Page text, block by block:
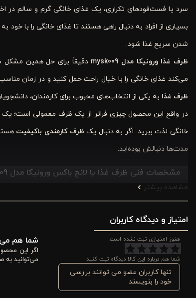
سرد یا فست‌فودهای تکراری، یک غذای خانگی گرم و سالم در
بسیاری از افراد به دنبال راهی هستند تا غذای خانگی را با
شدن سریع غذا شود.
ظرف غذا ورونیکا مدل mysk009 دقیقاً برای حل همین
می‌کند غذای خانگی را با خیال راحت حمل کنید و در زمان
ظرف غذا به یکی از انتخاب‌های محبوب برای کارمندان،
در واقع این محصول چیزی فراتر از یک ظرف معمولی است؛ یک
خانگی لذت ببرید. اگر به دنبال یک ظرف کارمندی باکیفیت
مدت‌ها دنبالش بوده‌اید.
مشخصات فنی ظرف غذا یا لانچ باکس ورونیکا مدل
ظرف غذا ورونیکا مدلmysk009
کامل در آن قرار بگیرد، اما در عین حال فضای زیادی از
بسیار مناسب باشد. شما می‌توانید آن را به راحتی در کیف خود
جنس بدنه و کیفیت ساخت
مشاهده بیشتر
امتیاز و دیدگاه کاربران
هنوز امتیازی ثبت نشده است.
شما هم درباره این کالا دیدگاه ثبت کنید
تنها کاربران عضو می توانند بررسی
خود را بنویسند
شما هم
اگر این
می‌توانید به